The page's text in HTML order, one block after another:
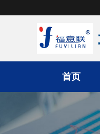
首页
手术室恒温箱